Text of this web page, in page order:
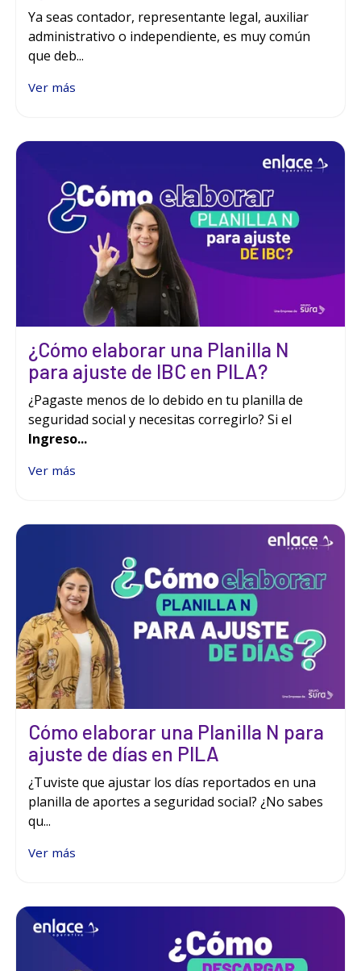
Ya seas contador, representante legal, auxiliar
administrativo o independiente, es muy común
que deb...
Ver más
¿Cómo elaborar una Planilla N
para ajuste de IBC en PILA?
¿Pagaste menos de lo debido en tu planilla de
seguridad social y necesitas corregirlo? Si el
Ingreso...
Ver más
Cómo elaborar una Planilla N para
ajuste de días en PILA
¿Tuviste que ajustar los días reportados en una
planilla de aportes a seguridad social? ¿No sabes
qu...
Ver más